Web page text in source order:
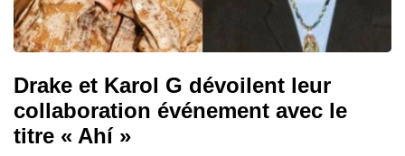
Drake et Karol G dévoilent leur
collaboration événement avec le
titre « Ahí »